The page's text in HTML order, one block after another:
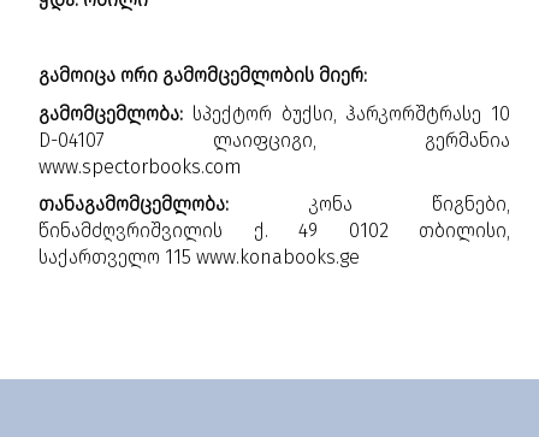
გამოიცა ორი გამომცემლობის მიერ:
გამომცემლობა: სპექტორ ბუქსი, ჰარკორშტრასე 10
D-04107 ლაიფციგი, გერმანია
www.spectorbooks.com
თანაგამომცემლობა: კონა წიგნები,
წინამძღვრიშვილის ქ. 49 0102 თბილისი,
საქართველო 115 www.konabooks.ge